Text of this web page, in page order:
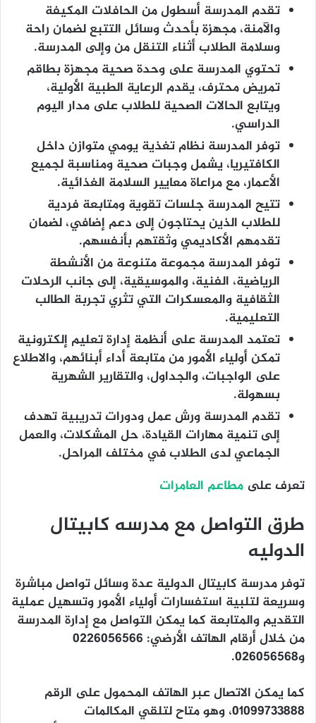
تقدم المدرسة أسطول من الحافلات المكيفة
والآمنة، مجهزة بأحدث وسائل التتبع لضمان راحة
وسلامة الطلاب أثناء التنقل من وإلى المدرسة.
تحتوي المدرسة على وحدة صحية مجهزة بطاقم
تمريض محترف، يقدم الرعاية الطبية الأولية،
ويتابع الحالات الصحية للطلاب على مدار اليوم
الدراسي.
توفر المدرسة نظام تغذية يومي متوازن داخل
الكافتيريا، يشمل وجبات صحية ومناسبة لجميع
الأعمار، مع مراعاة معايير السلامة الغذائية.
تتيح المدرسة جلسات تقوية ومتابعة فردية
للطلاب الذين يحتاجون إلى دعم إضافي، لضمان
تقدمهم الأكاديمي وثقتهم بأنفسهم.
توفر المدرسة مجموعة متنوعة من الأنشطة
الرياضية، الفنية، والموسيقية، إلى جانب الرحلات
الثقافية والمعسكرات التي تثري تجربة الطالب
التعليمية.
تعتمد المدرسة على أنظمة إدارة تعليم إلكترونية
تمكن أولياء الأمور من متابعة أداء أبنائهم، والاطلاع
على الواجبات، والجداول، والتقارير الشهرية
بسهولة.
تقدم المدرسة ورش عمل ودورات تدريبية تهدف
إلى تنمية مهارات القيادة، حل المشكلات، والعمل
الجماعي لدى الطلاب في مختلف المراحل.
تعرف على مطاعم العامرات
طرق التواصل مع مدرسه كابيتال
الدوليه
توفر مدرسة كابيتال الدولية عدة وسائل تواصل مباشرة
وسريعة لتلبية استفسارات أولياء الأمور وتسهيل عملية
التقديم والمتابعة كما يمكن التواصل مع إدارة المدرسة
من خلال أرقام الهاتف الأرضي: 0226056566
و026056568.
كما يمكن الاتصال عبر الهاتف المحمول على الرقم
01099733888، وهو متاح لتلقي المكالمات